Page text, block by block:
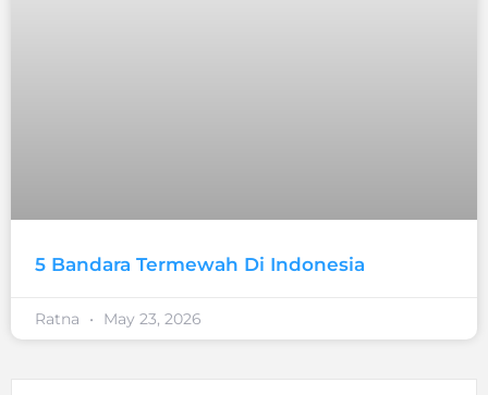
5 Bandara Termewah Di Indonesia
Ratna May 23, 2026